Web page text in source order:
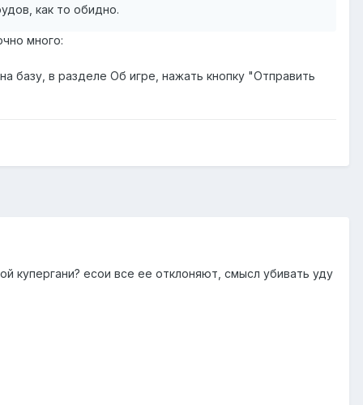
как то обидно.
много:
базу, в разделе Об игре, нажать кнопку "Отправить
купергани? есои все ее отклоняют, смысл убивать уду